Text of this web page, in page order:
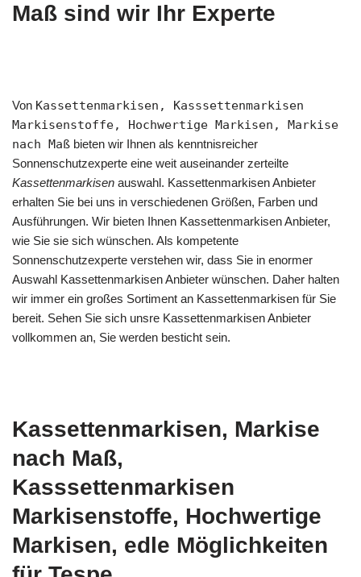
Maß sind wir Ihr Experte
Von Kassettenmarkisen, Kasssettenmarkisen
Markisenstoffe, Hochwertige Markisen, Markise
nach Maß bieten wir Ihnen als kenntnisreicher
Sonnenschutzexperte eine weit auseinander zerteilte
Kassettenmarkisen auswahl. Kassettenmarkisen Anbieter
erhalten Sie bei uns in verschiedenen Größen, Farben und
Ausführungen. Wir bieten Ihnen Kassettenmarkisen Anbieter,
wie Sie sie sich wünschen. Als kompetente
Sonnenschutzexperte verstehen wir, dass Sie in enormer
Auswahl Kassettenmarkisen Anbieter wünschen. Daher halten
wir immer ein großes Sortiment an Kassettenmarkisen für Sie
bereit. Sehen Sie sich unsre Kassettenmarkisen Anbieter
vollkommen an, Sie werden besticht sein.
Kassettenmarkisen, Markise
nach Maß,
Kasssettenmarkisen
Markisenstoffe, Hochwertige
Markisen, edle Möglichkeiten